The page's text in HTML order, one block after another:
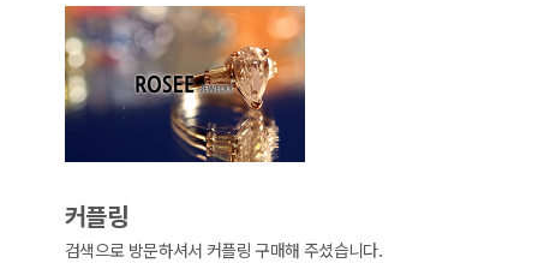
커플링
검색으로 방문하셔서 커플링 구매해 주셨습니다.